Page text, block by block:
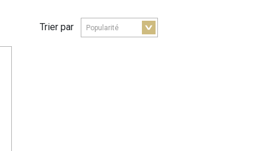
Trier par